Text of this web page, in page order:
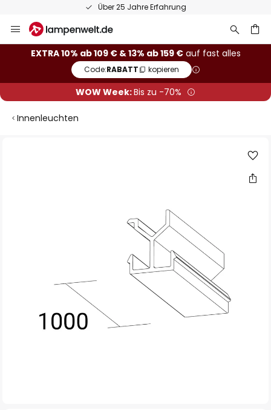
Über 25 Jahre Erfahrung
Inhalt
springen
EXTRA 10% ab 109 € & 13% ab 159 €auf fast alles
Code:RABATT kopieren
WOW Week:Bis zu -70%
Innenleuchten